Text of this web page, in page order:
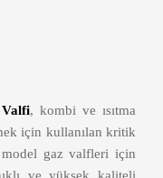
, kombi ve ısıtma
için kullanılan kritik
gaz valfleri için